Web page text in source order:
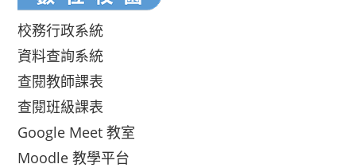
校務行政系統
資料查詢系統
查閱教師課表
查閱班級課表
Google Meet 教室
Moodle 教學平台